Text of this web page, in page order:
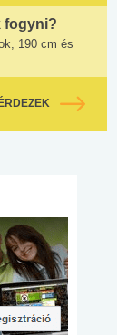
fogyni?
190 cm és